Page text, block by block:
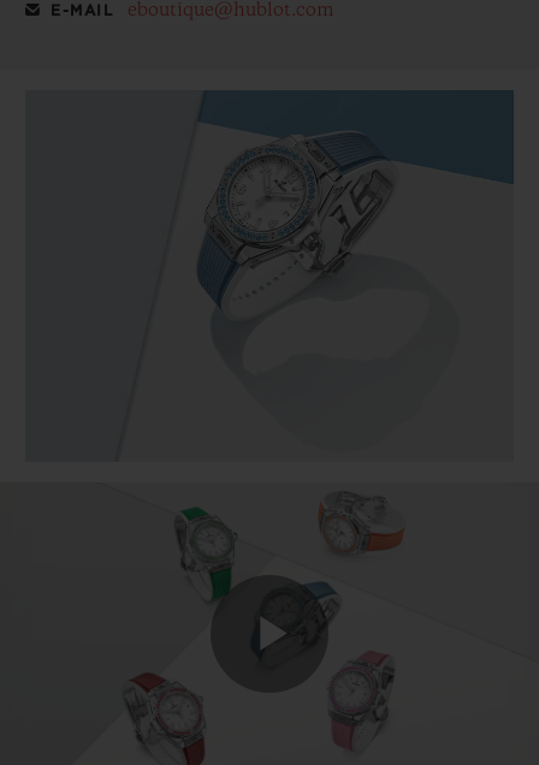
E-MAIL eboutique@hublot.com
Play